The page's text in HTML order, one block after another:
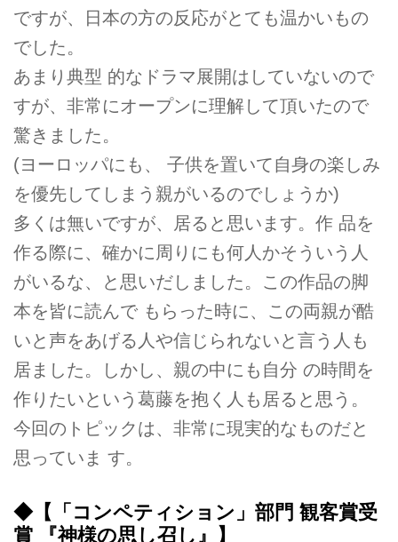
ですが、日本の方の反応がとても温かいもの
でした。
あまり典型 的なドラマ展開はしていないので
すが、非常にオープンに理解して頂いたので
驚きました。
(ヨーロッパにも、 子供を置いて自身の楽しみ
を優先してしまう親がいるのでしょうか)
多くは無いですが、居ると思います。作 品を
作る際に、確かに周りにも何人かそういう人
がいるな、と思いだしました。この作品の脚
本を皆に読んで もらった時に、この両親が酷
いと声をあげる人や信じられないと言う人も
居ました。しかし、親の中にも自分 の時間を
作りたいという葛藤を抱く人も居ると思う。
今回のトピックは、非常に現実的なものだと
思っていま す。
◆【「コンペティション」部門 観客賞受
賞 『神様の思し召し』】